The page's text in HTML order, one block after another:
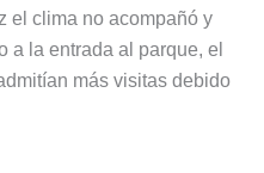
el clima no acompañó y
a la entrada al parque, el
más visitas debido